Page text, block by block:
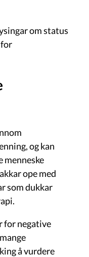
om status
og kan
menneske
ope med
som dukkar
for negative
å vurdere